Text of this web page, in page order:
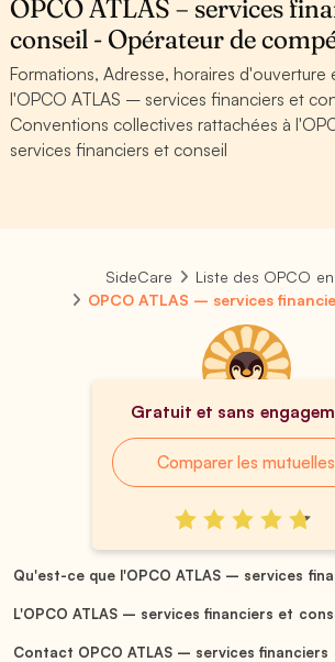
OPCO ATLAS – services
conseil - Opérateur de
Formations, Adresse, horaires d'ouverture
l'OPCO ATLAS – services financiers et
Conventions collectives rattachées à
services financiers et conseil
SideCare
Liste des OPCO
OPCO ATLAS – services
Gratuit et sans
Comparer les mutuelles
Qu'est-ce que l'OPCO ATLAS – services
L'OPCO ATLAS – services financiers et
Contact OPCO ATLAS – services financiers